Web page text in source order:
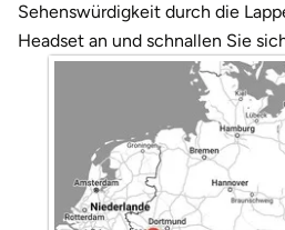
Sehenswürdigkeit durch die
Headset an und schnallen Sie
Düsseldorf
Essen